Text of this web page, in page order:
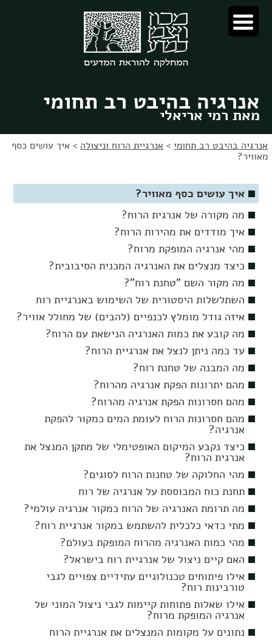
לתוכן
לניווט
אנרגיה בהיבט רב תחומי
מאת רמי אריאלי
אנרגיה בהיבט רב תחומי > אנרגיית הרוח וניצולה > איך עושים כסף
מאוויר?
איך עושים כסף מאוויר?
מה מקורה של אנרגית הרוח?
איך מודדים את מהירות הרוח?
מהי אנרגיה המופקת מרוח?
כיצד מנצלים את האנרגיה המכנית הסיבובית?
מה מקור השם "טחנת רוח"?
השתלשלות היסטורית של השימוש באנרגיית רוח
איזה גודל מומלץ לכנפיים (להבים) של מחולל אוויר?
מה קובע את כמות האנרגיה הנישאת עם הרוח?
עד כמה ניתן לנצל את אנרגיית הרוח?
מה המבנה של טחנת רוח?
מהם יתרונות הפקת אנרגיה מהרוח?
מהם חסרונות הפקת אנרגיה מהרוח?
מהם חסרונות הרוח לעומת המים כמקור להפקת
אנרגיה?
כיצד נקבע המיקום האופטימלי של מתקן המנצל את
אנרגית הרוח?
מהי החלוקה של טחנות הרוח לסוגים?
תחנת כוח המבוססת על אנרגיה של רוח
מה תרומת האנרגיה של הרוח כמקור אנרגיה עולמי?
מתי כדאי כלכלית להשתמש במקור אנרגיית רוח?
מהי כמות האנרגיה מהרוח המופקת בעולם?
האם קיים ניצול של אנרגיית רוח בישראל?
אילו פיתוחים טכנולוגיים עתידיים צפויים לגבי
טורבינות רוח?
אילו שאלות פתוחות קיימות לגבי ניצול המוני של
אנרגיה המופקת מרוח?
נתונים על מקומות המנצלים את אנרגיית הרוח